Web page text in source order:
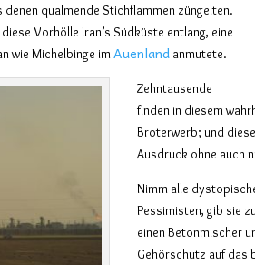
qualmende Stichflammen züngelten.
Vorhölle Iran’s Südküste entlang, eine
wie Michelbinge imAuenland anmutete.
Zehntausende
finden in diesem
Broterwerb; und
Ausdruck ohne auch
Nimm alle
Pessimisten, gib sie
einen Betonmischer
Gehörschutz auf das